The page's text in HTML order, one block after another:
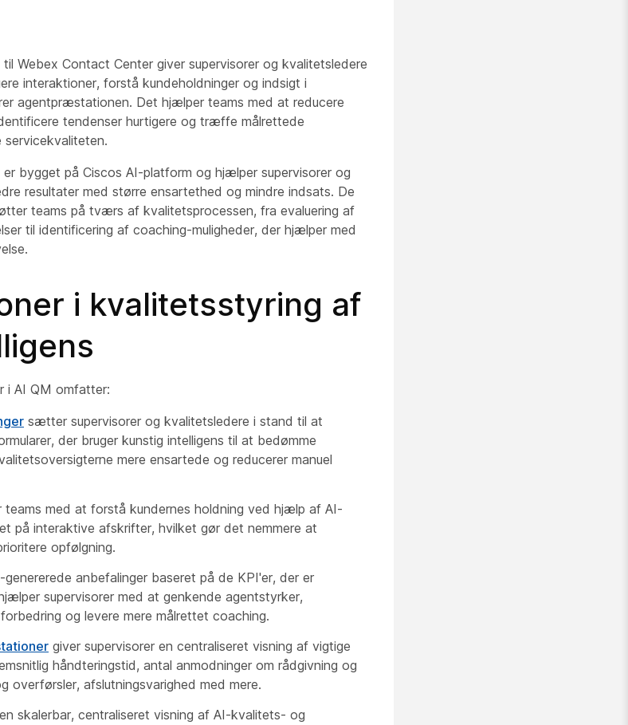
Webex Contact Center giver supervisorer og kvalitetsledere
interaktioner, forstå kundeholdninger og indsigt i
agentpræstationen. Det hjælper teams med at reducere
tendenser hurtigere og træffe målrettede
bygget på Ciscos AI-platform og hjælper supervisorer og
resultater med større ensartethed og mindre indsats. De
teams på tværs af kvalitetsprocessen, fra evaluering af
til identificering af coaching-muligheder, der hjælper med
i kvalitetsstyring af
i AI QM omfatter:
sætter supervisorer og kvalitetsledere i stand til at
der bruger kunstig intelligens til at bedømme
mere ensartede og reducerer manuel
teams med at forstå kundernes holdning ved hjælp af AI-
på interaktive afskrifter, hvilket gør det nemmere at
opfølgning.
genererede anbefalinger baseret på de KPI'er, der er
supervisorer med at genkende agentstyrker,
og levere mere målrettet coaching.
giver supervisorer en centraliseret visning af vigtige
håndteringstid, antal anmodninger om rådgivning og
overførsler, afslutningsvarighed med mere.
skalerbar, centraliseret visning af AI-kvalitets- og